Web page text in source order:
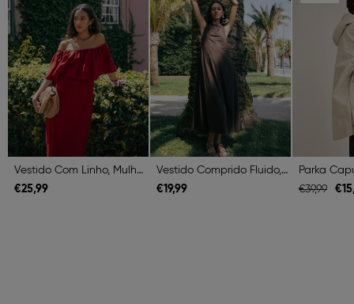
Vestido Com Linho, Mulher, Vermelho Escuro
€25,99
Vestido Comprido Fluido, Mulher, Castanho Escuro
€19,99 €39,99 €